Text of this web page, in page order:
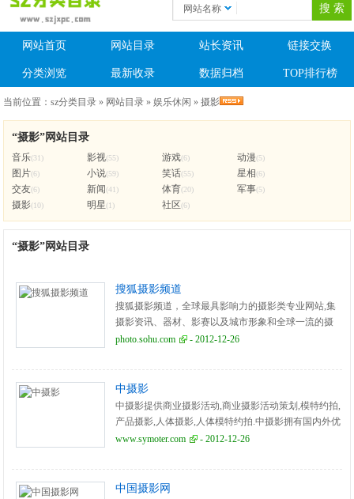
网站名称
网站首页 网站目录 站长资讯 链接交换
分类浏览 最新收录 数据归档 TOP排行榜
当前位置：sz分类目录 » 网站目录 »娱乐休闲 »摄影
“摄影”网站目录
音乐(31) 影视(55) 游戏(6) 动漫(5)
图片(6) 小说(59) 笑话(55) 星相(6)
交友(6) 新闻(41) 体育(20) 军事(5)
摄影(10) 明星(1) 社区(6)
“摄影”网站目录
搜狐摄影频道
搜狐摄影频道，全球最具影响力的摄影类专业网站,集
摄影资讯、器材、影赛以及城市形象和全球一流的摄
影大师于此。
photo.sohu.com - 2012-12-26
中摄影
中摄影提供商业摄影活动,商业摄影活动策划,模特约拍,
产品摄影,人体摄影,人体模特约拍.中摄影拥有国内外优
秀的模特资源为摄影师提供优质的摄影服务.
www.symoter.com - 2012-12-26
中国摄影网